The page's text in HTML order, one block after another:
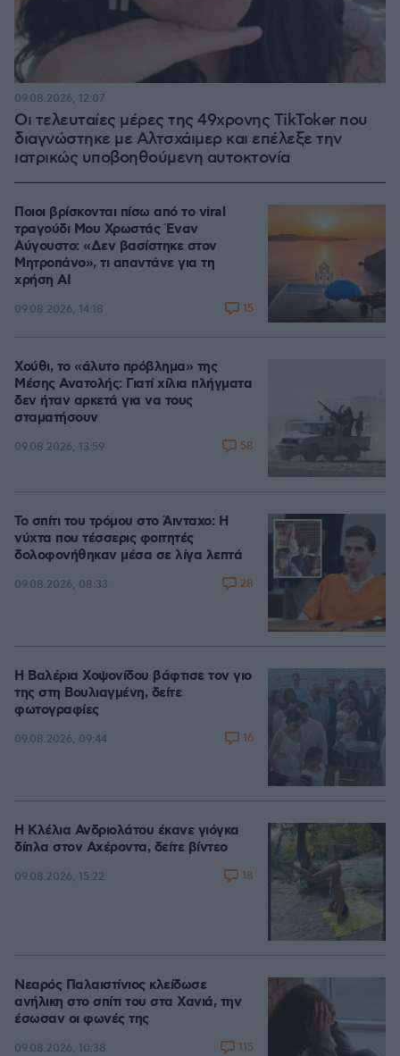
Οι τελευταίες μέρες της 49χρονης TikToker που
διαγνώστηκε με Αλτσχάιμερ και επέλεξε την
ιατρικώς υποβοηθούμενη αυτοκτονία
09.08.2026, 12:07
Ποιοι βρίσκονται πίσω από το viral
τραγούδι Μου Χρωστάς Έναν
Αύγουστο: «Δεν βασίστηκε στον
Μητροπάνο», τι απαντάνε για τη
χρήση AI
09.08.2026, 14:18 15
Χούθι, το «άλυτο πρόβλημα» της
Μέσης Ανατολής: Γιατί χίλια πλήγματα
δεν ήταν αρκετά για να τους
σταματήσουν
09.08.2026, 13:59 58
Το σπίτι του τρόμου στο Άινταχο: Η
νύχτα που τέσσερις φοιτητές
δολοφονήθηκαν μέσα σε λίγα λεπτά
09.08.2026, 08:33 28
Η Βαλέρια Χοψονίδου βάφτισε τον γιο
της στη Βουλιαγμένη, δείτε
φωτογραφίες
09.08.2026, 09:44 16
Η Κλέλια Ανδριολάτου έκανε γιόγκα
δίπλα στον Αχέροντα, δείτε βίντεο
09.08.2026, 15:22 18
Νεαρός Παλαιστίνιος κλείδωσε
ανήλικη στο σπίτι του στα Χανιά, την
έσωσαν οι φωνές της
09.08.2026, 10:38 115